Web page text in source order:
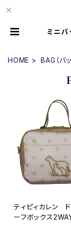
ミニバ
HOME BAG（バッ
ティピィカレン
ーフボックス